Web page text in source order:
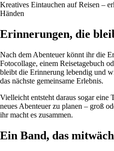
Kreatives Eintauchen auf Reisen –
Händen
Erinnerungen, die
Nach dem Abenteuer könnt ihr die
Fotocollage, einem Reisetagebuch
bleibt die Erinnerung lebendig und
das nächste gemeinsame Erlebnis.
Vielleicht entsteht daraus sogar eine
neues Abenteuer zu planen – groß
ihr macht es zusammen.
Ein Band, das